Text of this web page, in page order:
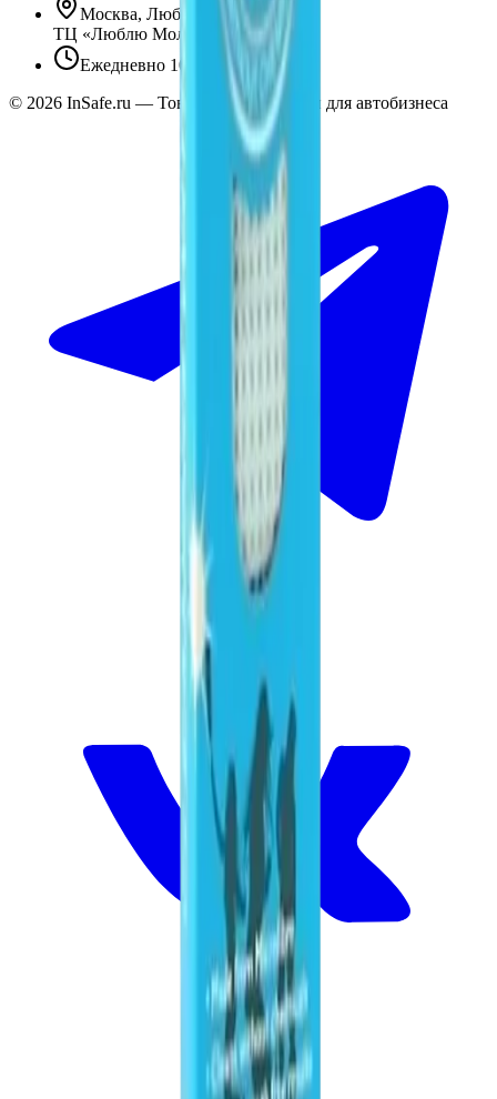
Москва, Люблинская ул., 153.
ТЦ «Люблю Молл», -1 уровень
Ежедневно 10:00 — 19:00
© 2026 InSafe.ru — Товары и технологии для автобизнеса